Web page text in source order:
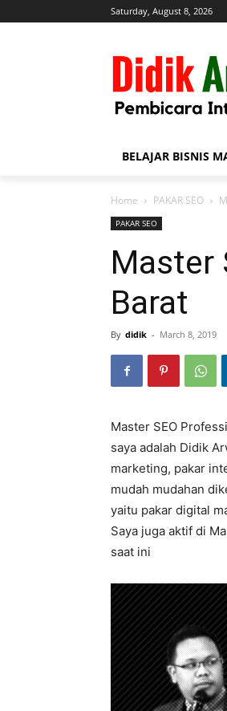
Saturday, August 8, 2026
BELAJAR BISNIS
Home PAKAR SEO
PAKAR SEO
Master
Barat
By didik - March 8, 2019
Master SEO
saya adalah Didik
marketing, pakar
mudah mudahan
yaitu pakar digital
Saya juga aktif di
saat ini